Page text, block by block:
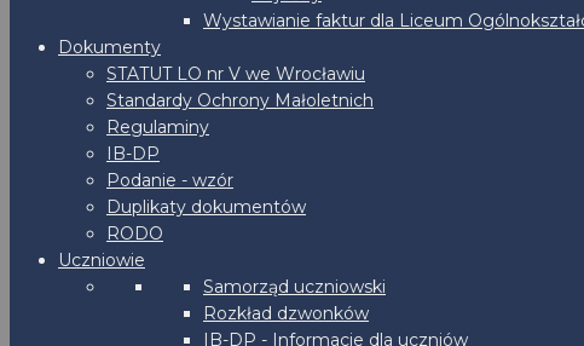
Wystawianie faktur dla Liceum
Dokumenty
STATUT LO nr V we Wrocławiu
Standardy Ochrony Małoletnich
Regulaminy
IB-DP
Podanie - wzór
Duplikaty dokumentów
RODO
Uczniowie
Samorząd uczniowski
Rozkład dzwonków
IB-DP - Informacje dla uczniów